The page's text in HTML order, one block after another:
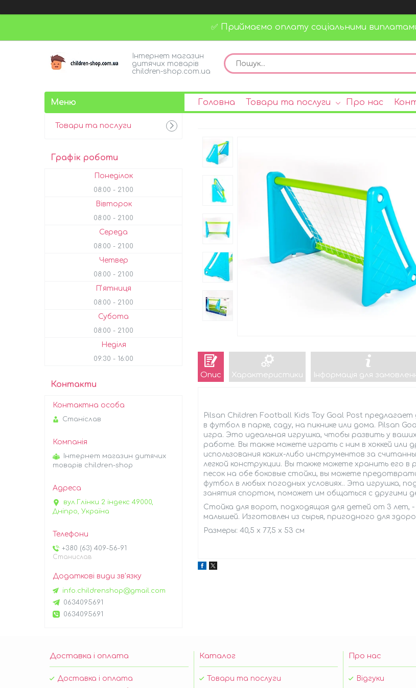
✅ Приймаємо оплату соціальними виплатами
Інтернет магазин
дитячих товарів
children-shop.com.ua
Головна Товари та послуги Про нас
Опис Характеристики Інформація для
Pilsan Children Football Kids Toy Goal Post
в футбол в парке, саду, на пикнике или дома. Pilsan
игра. Это идеальная игрушка, чтобы развить у
работе. Вы также можете играть с ним в хоккей или
использования каких-либо инструментов за
легкой конструкции. Вы также можете хранить его в
песок на обе боковые стойки, вы можете
футбол в любых погодных условиях.. Эта игрушка,
занятия спортом, поможет им общаться с другими
Стойка для ворот, подходящая для детей от 3 лет, -
малышей. Изготовлен из сырья, пригодного для
Размеры: 40,5 x 77,5 x 53 см
Товари та послуги
Графік роботи
Понеділок
08:00 21:00
Вівторок
08:00 21:00
Середа
08:00 21:00
Четвер
08:00 21:00
Пʼятниця
08:00 21:00
Субота
08:00 21:00
Неділя
09:30 16:00
Контакти
Станіслав
Інтернет магазин дитячих
товарів children-shop
вул.Глінки 2 індекс 49000,
Дніпро, Україна
+380 (63) 409-56-91
Станислав
info.childrenshop@gmail.com
0634095691
0634095691
Доставка і оплата
Доставка і оплата
Каталог
Товари та послуги
Про нас
Відгуки